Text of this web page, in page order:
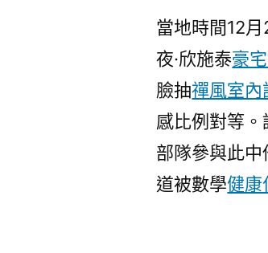
當地時間12
夜·欣施泰豪
臉抽禪風室內
感比例對等
部隊參與此
道被數學健康